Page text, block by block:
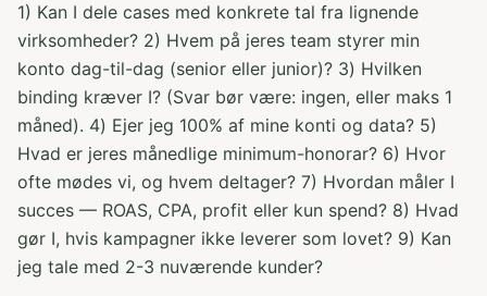
1) Kan I dele cases med konkrete tal fra lignende
virksomheder? 2) Hvem på jeres team styrer min
konto dag-til-dag (senior eller junior)? 3) Hvilken
binding kræver I? (Svar bør være: ingen, eller maks 1
måned). 4) Ejer jeg 100% af mine konti og data? 5)
Hvad er jeres månedlige minimum-honorar? 6) Hvor
ofte mødes vi, og hvem deltager? 7) Hvordan måler I
succes — ROAS, CPA, profit eller kun spend? 8) Hvad
gør I, hvis kampagner ikke leverer som lovet? 9) Kan
jeg tale med 2-3 nuværende kunder?